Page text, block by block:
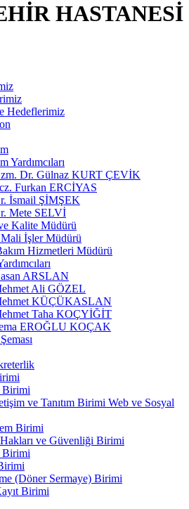
HASTANESİ
Hedeflerimiz
Yardımcıları
Dr. Gülnaz KURT ÇEVİK
Furkan ERCİYAS
İsmail ŞİMŞEK
Mete SELVİ
Kalite Müdürü
İşler Müdürü
Hizmetleri Müdürü
ARSLAN
Ali GÖZEL
KÜÇÜKASLAN
Taha KOÇYİĞİT
EROĞLU KOÇAK
Birimi
ve Tanıtım Birimi Web ve Sosyal
Birimi
Hakları ve Güvenliği Birimi
(Döner Sermaye) Birimi
Birimi